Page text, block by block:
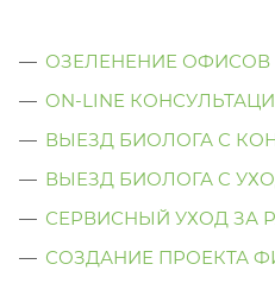
ОЗЕЛЕНЕНИЕ ОФИСОВ
ON-LINE
ВЫЕЗД БИОЛОГА С
ВЫЕЗД БИОЛОГА C
СЕРВИСНЫЙ УХОД ЗА
СОЗДАНИЕ ПРОЕКТА